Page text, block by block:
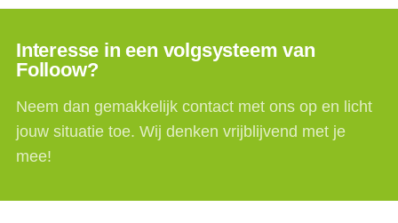
Interesse in een volgsysteem van
Folloow?
Neem dan gemakkelijk contact met ons op en licht
jouw situatie toe. Wij denken vrijblijvend met je
mee!